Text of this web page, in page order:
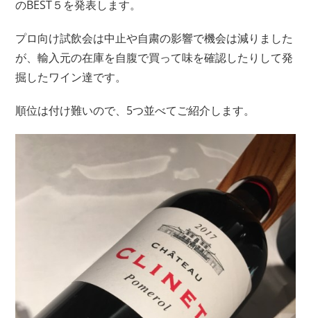
のBEST５を発表します。
プロ向け試飲会は中止や自粛の影響で機会は減りました
が、輸入元の在庫を自腹で買って味を確認したりして発
掘したワイン達です。
順位は付け難いので、5つ並べてご紹介します。